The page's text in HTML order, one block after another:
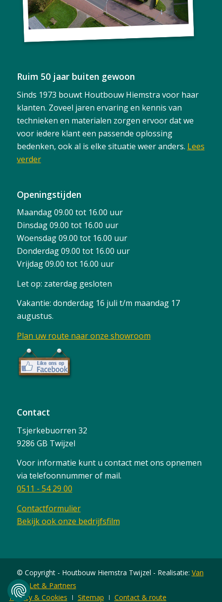
Ruim 50 jaar buiten gewoon
Sinds 1973 bouwt Houtbouw Hiemstra voor haar
klanten. Zoveel jaren ervaring en kennis van
technieken en materialen zorgen ervoor dat we
voor iedere klant een passende oplossing
bedenken, ook al is elke situatie weer anders. Lees
verder
Openingstijden
Maandag 09.00 tot 16.00 uur
Dinsdag 09.00 tot 16.00 uur
Woensdag 09.00 tot 16.00 uur
Donderdag 09.00 tot 16.00 uur
Vrijdag 09.00 tot 16.00 uur
Let op: zaterdag gesloten
Vakantie: donderdag 16 juli t/m maandag 17
augustus.
Plan uw route naar onze showroom
Contact
Tsjerkebuorren 32
9286 GB Twijzel
Voor informatie kunt u contact met ons opnemen
via telefoonnummer of mail.
0511 - 54 29 00
Contactformulier
Bekijk ook onze bedrijfsfilm
© Copyright - Houtbouw Hiemstra Twijzel - Realisatie: Van
der Let & Partners
Privacy & Cookies
Sitemap Contact & route